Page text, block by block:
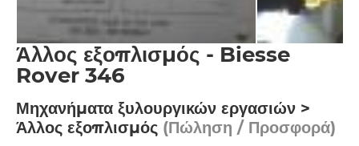
Άλλος εξοπλισμός - Biesse
Rover 346
Μηχανήματα ξυλουργικών εργασιών >
Άλλος εξοπλισμός (Πώληση / Προσφορά)